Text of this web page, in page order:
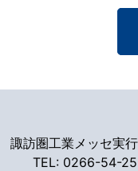
諏訪圏工業メッセ実
TEL: 0266-54-